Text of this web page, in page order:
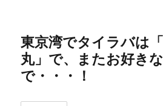
東京湾でタイラバは
丸」で、またお好き
で・・・！